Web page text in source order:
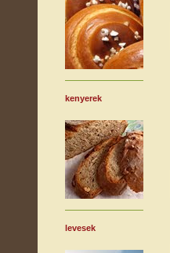
kenyerek
levesek